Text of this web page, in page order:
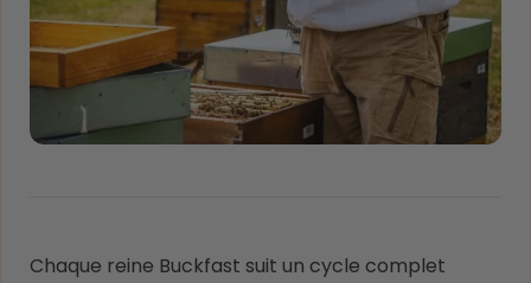
Chaque reine Buckfast suit un cycle complet